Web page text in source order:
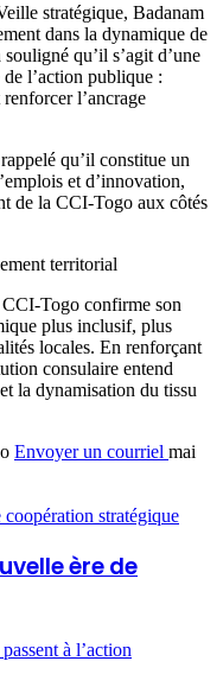
stratégique, Badanam
dans la dynamique de
qu’il s’agit d’une
l’action publique :
l’ancrage
qu’il constitue un
et d’innovation,
de la CCI-Togo aux côtés
territorial
Togo confirme son
plus inclusif, plus
locales. En renforçant
consulaire entend
la dynamisation du tissu
Envoyer un courriel mai
stratégique
ère de
à l’action